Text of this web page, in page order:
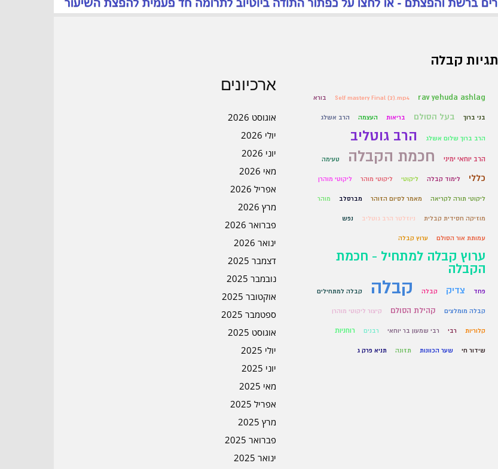
ארכיונים
אוגוסט 2026
יולי 2026
יוני 2026
מאי 2026
אפריל 2026
מרץ 2026
פברואר 2026
ינואר 2026
דצמבר 2025
נובמבר 2025
אוקטובר 2025
ספטמבר 2025
אוגוסט 2025
יולי 2025
יוני 2025
מאי 2025
אפריל 2025
מרץ 2025
פברואר 2025
ינואר 2025
תגיות קבלה
rav yehuda ashlag
Self mastery Final (2).mp4 בורא
בני ברוך בעל הסולם בריאות העצמה הרב אשלג
הרב ברוך שלום אשלג הרב גוטליב
הרב יוחאי ימיני חכמת הקבלה טעימה
כללי לימוד קבלה ליקוטי ליקוטי מוהר ליקוטי מוהרן
ליקוטי תורה לקריאה מאמר לסיום הזוהר מברסלב מוהר
מוזיקה חסידית קבלית ניוזלטר הרב גוטליב נפש
עמותת אור הסולם ערוץ קבלה
ערוץ קבלה למתחיל - חכמת
הקבלה
פחד צדיק קבלה קבלה קבלה למתחילים
קבלה מומלצים קהילת הסולם קיצור ליקוטי מוהרן
קלוריות רבי רבי שמעון בר יוחאי רבנים רוחניות
שידור חי שער הכוונות תזונה תניא פרק ג